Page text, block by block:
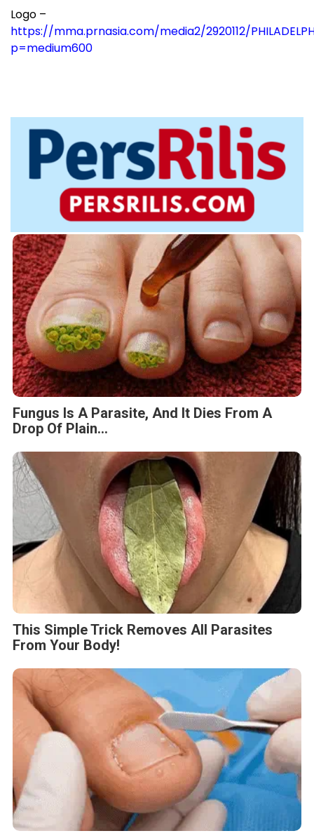
Logo –
https://mma.prnasia.com/media2/2920112/
p=medium600
Fungus Is A Parasite, And It Dies From A
Drop Of Plain...
This Simple Trick Removes All Parasites
From Your Body!